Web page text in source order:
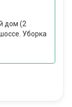
дом (2
Уборка